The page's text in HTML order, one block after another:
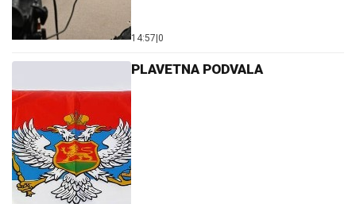
14:57 0
PLAVETNA PODVALA